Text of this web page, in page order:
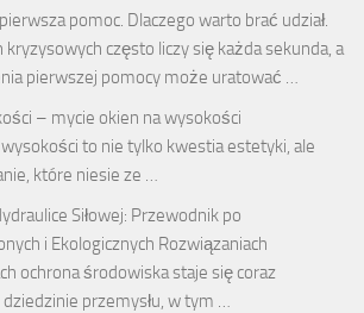
pomoc. Dlaczego warto brać udział.
kryzysowych często liczy się każda sekunda, a
pierwszej pomocy może uratować …
– mycie okien na wysokości
to nie tylko kwestia estetyki, ale
które niesie ze …
Siłowej: Przewodnik po
i Ekologicznych Rozwiązaniach
ochrona środowiska staje się coraz
przemysłu, w tym …